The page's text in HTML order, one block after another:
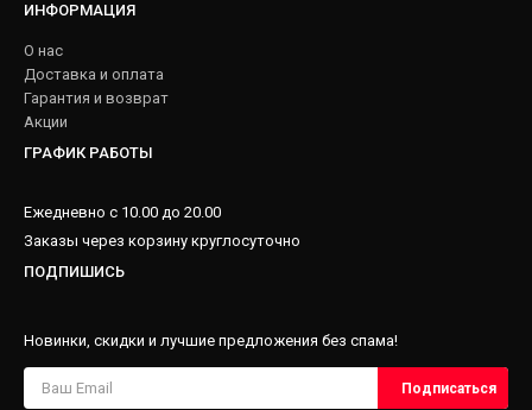
ИНФОРМАЦИЯ
О нас
Доставка и оплата
Гарантия и возврат
Акции
ГРАФИК РАБОТЫ
Ежедневно с 10.00 до 20.00
Заказы через корзину круглосуточно
ПОДПИШИСЬ
Новинки, скидки и лучшие предложения без спама!